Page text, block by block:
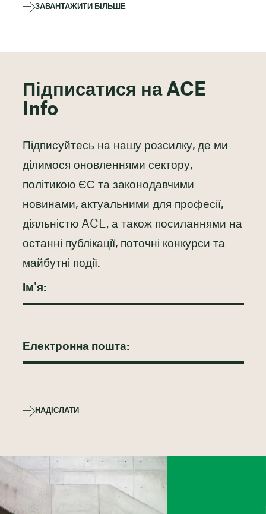
ЗАВАНТАЖИТИ БІЛЬШЕ
Підписатися на ACE
Info
Підписуйтесь на нашу розсилку, де ми
ділимося оновленнями сектору,
політикою ЄС та законодавчими
новинами, актуальними для професії,
діяльністю ACE, а також посиланнями на
останні публікації, поточні конкурси та
майбутні події.
НАДІСЛАТИ